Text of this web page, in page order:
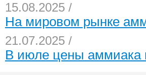
15.08.2025 /
На мировом рынке
21.07.2025 /
В июле цены аммиака